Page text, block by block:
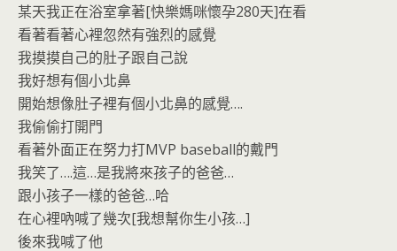
某天我正在浴室拿著[快樂媽咪懷孕280天]在看
看著看著心裡忽然有強烈的感覺
我摸摸自己的肚子跟自己說
我好想有個小北鼻
開始想像肚子裡有個小北鼻的感覺….
我偷偷打開門
看著外面正在努力打MVP baseball的戴門
我笑了….這…是我將來孩子的爸爸…
跟小孩子一樣的爸爸…哈
在心裡吶喊了幾次[我想幫你生小孩…]
後來我喊了他